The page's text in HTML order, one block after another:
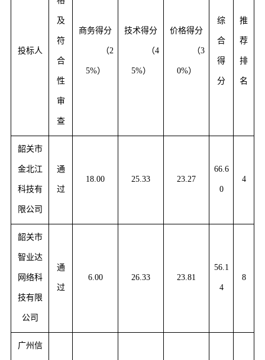
投标人
及
符
合
性
审
查
商务得分
（2
5%）
技术得分
（4
5%）
价格得分
（3
0%）
综
合
得
分
推
荐
排
名
韶关市
金北江
科技有
限公司
通
过
18.00 25.33 23.27
66.6
0
4
韶关市
智业达
网络科
技有限
公司
通
过
6.00 26.33 23.81
56.1
4
8
广州信